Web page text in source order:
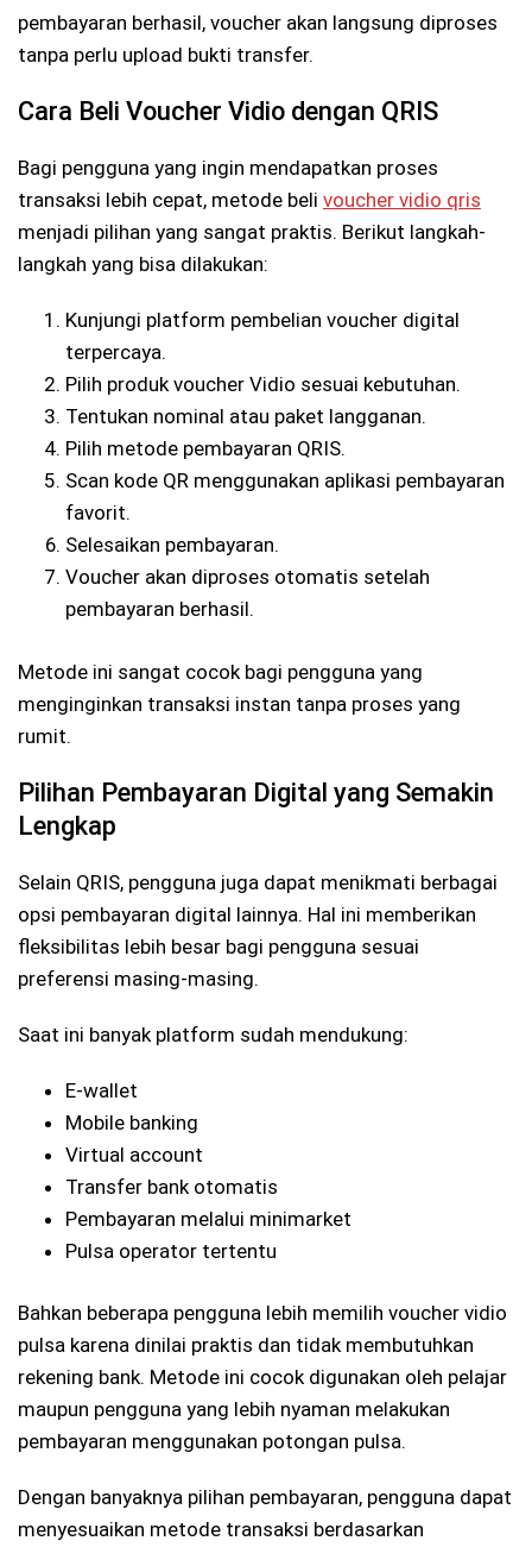
pembayaran berhasil, voucher akan langsung diproses
tanpa perlu upload bukti transfer.
Cara Beli Voucher Vidio dengan QRIS
Bagi pengguna yang ingin mendapatkan proses
transaksi lebih cepat, metode beli voucher vidio qris
menjadi pilihan yang sangat praktis. Berikut langkah-
langkah yang bisa dilakukan:
Kunjungi platform pembelian voucher digital
terpercaya.
Pilih produk voucher Vidio sesuai kebutuhan.
Tentukan nominal atau paket langganan.
Pilih metode pembayaran QRIS.
Scan kode QR menggunakan aplikasi pembayaran
favorit.
Selesaikan pembayaran.
Voucher akan diproses otomatis setelah
pembayaran berhasil.
Metode ini sangat cocok bagi pengguna yang
menginginkan transaksi instan tanpa proses yang
rumit.
Pilihan Pembayaran Digital yang Semakin
Lengkap
Selain QRIS, pengguna juga dapat menikmati berbagai
opsi pembayaran digital lainnya. Hal ini memberikan
fleksibilitas lebih besar bagi pengguna sesuai
preferensi masing-masing.
Saat ini banyak platform sudah mendukung:
E-wallet
Mobile banking
Virtual account
Transfer bank otomatis
Pembayaran melalui minimarket
Pulsa operator tertentu
Bahkan beberapa pengguna lebih memilih voucher vidio
pulsa karena dinilai praktis dan tidak membutuhkan
rekening bank. Metode ini cocok digunakan oleh pelajar
maupun pengguna yang lebih nyaman melakukan
pembayaran menggunakan potongan pulsa.
Dengan banyaknya pilihan pembayaran, pengguna dapat
menyesuaikan metode transaksi berdasarkan